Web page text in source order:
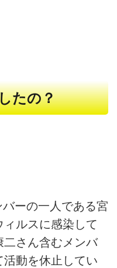
たの？
ーの一人である宮
ルスに感染して
さん含むメンバ
動を休止してい